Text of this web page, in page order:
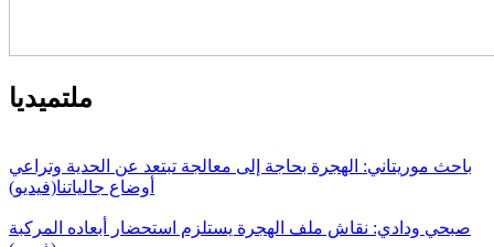
ملتميديا
باحث موريتاني: الهجرة بحاجة إلى معالجة تبتعد عن الحدية وتراعي
أوضاع جالياتنا(فيديو)
صبحي ودادي: نقاش ملف الهجرة يستلزم استحضار أبعاده المركبة